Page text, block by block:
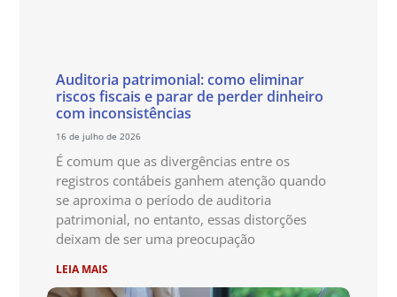
Auditoria patrimonial: como eliminar
riscos fiscais e parar de perder dinheiro
com inconsistências
16 de julho de 2026
É comum que as divergências entre os
registros contábeis ganhem atenção quando
se aproxima o período de auditoria
patrimonial, no entanto, essas distorções
deixam de ser uma preocupação
LEIA MAIS